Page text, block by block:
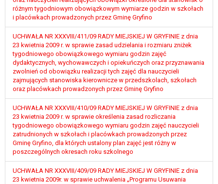
różnym tygodniowym obowiązkowym wymiarze godzin w szkołach
i placówkach prowadzonych przez Gminę Gryfino
UCHWAŁA NR XXXVIII/411/09 RADY MIEJSKIEJ W GRYFINIE z dnia
23 kwietnia 2009 r. w sprawie zasad udzielania i rozmiaru zniżek
tygodniowego obowiązkowego wymiaru godzin zajęć
dydaktycznych, wychowawczych i opiekuńczych oraz przyznawania
zwolnień od obowiązku realizacji tych zajęć dla nauczycieli
zajmujących stanowiska kierownicze w przedszkolach, szkołach
oraz placówkach prowadzonych przez Gminę Gryfino
UCHWAŁA NR XXXVIII/410/09 RADY MIEJSKIEJ W GRYFINIE z dnia
23 kwietnia 2009 r. w sprawie określenia zasad rozliczania
tygodniowego obowiązkowego wymiaru godzin zajęć nauczycieli
zatrudnionych w szkołach i placówkach prowadzonych przez
Gminę Gryfino, dla których ustalony plan zajęć jest różny w
poszczególnych okresach roku szkolnego
UCHWAŁA NR XXXVIII/409/09 RADY MIEJSKIEJ W GRYFINIE z dnia
23 kwietnia 2009r. w sprawie uchwalenia „Programu Usuwania
Prezes Urzędu Ochrony Danych Osobowych.
W zależności od sfery, w której przetwarzane są
dobrowolne albo jest wymogiem ustawowym lub
umownym.
Pani/Pana dane nie będą poddawane
zautomatyzowanemu podejmowaniu decyzji, w
tym również profilowaniu.